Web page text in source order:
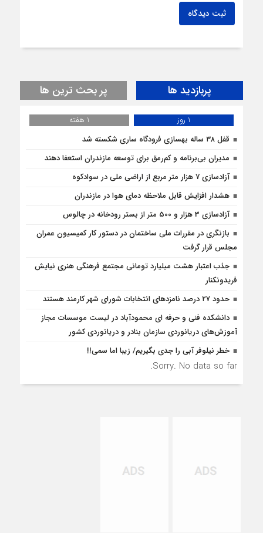
ثبت دیدگاه
پربازدید ها پر بحث ترین ها
1 روز
1 هفته
قفل ۳۸ ساله بهسازی فرودگاه ساری شکسته شد
مدیران بی‌برنامه و کم‌رمق برای توسعه مازندران استعفا دهند
آزادسازی 7 هزار متر مربع از اراضی ملی در سوادکوه
هشدار افزایش قابل ملاحظه دمای هوا در مازندران
آزادسازی 3 هزار و 500 متر از بستر رودخانه در چالوس
بازنگری در مقررات ملی ساختمان در دستور کار کمیسیون عمران
مجلس قرار گرفت
جذب اعتبار هشت میلیارد تومانی مجتمع فرهنگی هنری نیایش
فریدونکنار
حدود ۲۷ درصد نامزدهای انتخابات شورای شهر کارمند هستند
دانشکده فنی و حرفه ای محمودآباد در لیست موسسات مجاز
آموزش‌های دریانوردی سازمان بنادر و دریانوردی کشور
خطر نیلوفر آبی را جدی بگیریم/ زیبا اما سمی!!
Sorry. No data so far.